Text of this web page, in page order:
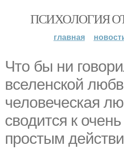
ПСИХОЛОГИЯ
главная
Что бы ни
вселенской
человеческая
сводится к
простым